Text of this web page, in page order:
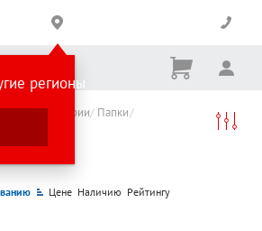
регионы
Корзина
Ничего
для бухгалтерии Папки
Цене Наличию Рейтингу